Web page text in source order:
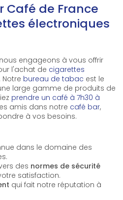
Café de France
électroniques
engageons à vous offrir
l'achat de cigarettes
bureau de tabac est le
large gamme de produits de
prendre un café à 7h30 à
amis dans notre café bar,
à vos besoins.
dans le domaine des
des normes de sécurité
satisfaction.
qui fait notre réputation à